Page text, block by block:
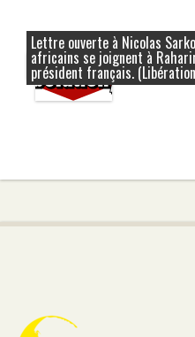
13 août 2007
Lettre ouverte à Nicolas
africains se joignent à
président français.